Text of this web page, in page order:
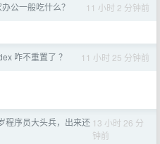
公一般吃什么？ 11 小时 2 分钟前
咋不重置了 ？ 11 小时 25 分钟前
程序员大头兵，出来还 13 小时 26 分
钟前